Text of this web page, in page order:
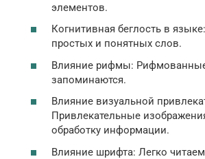
элементов.
Когнитивная беглость в
простых и понятных слов.
Влияние рифмы:
запоминаются.
Влияние визуальной
Привлекательные
обработку информации.
Влияние шрифта: Легко